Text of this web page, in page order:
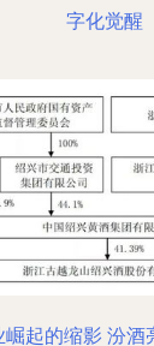
字化觉醒
崛起的缩影 汾酒